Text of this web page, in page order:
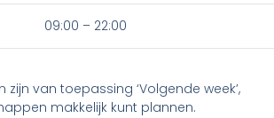
09:00 – 22:00
zijn van toepassing ‘Volgende week’,
makkelijk kunt plannen.